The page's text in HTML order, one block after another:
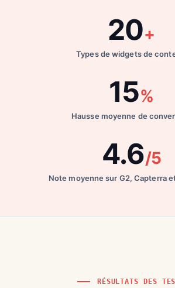
20+
Types de widgets de
15%
Hausse moyenne de
4.6/5
Note moyenne sur G2, Capterra
RÉSULTATS DES